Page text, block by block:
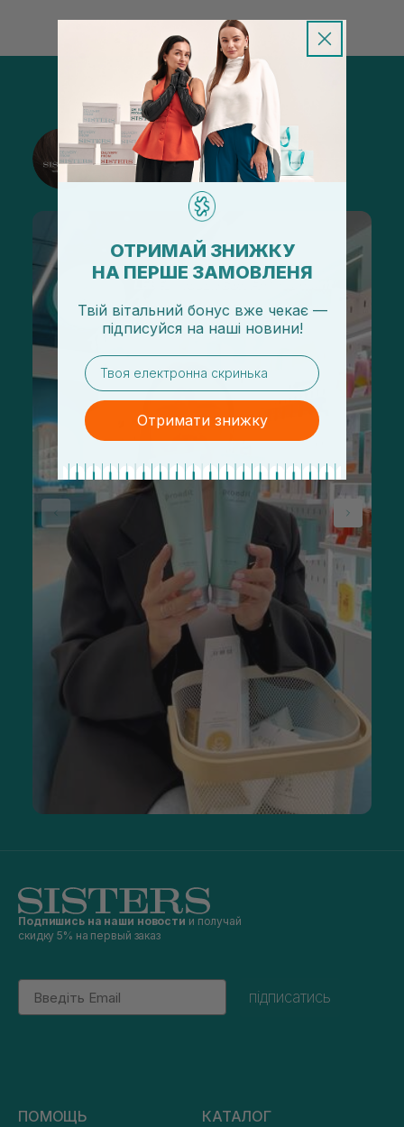
@sisters_stelmakh в Instagram
Подписаться
Подпишись на наши новости и получай
скидку 5% на первый заказ
Email
підписатись
ПОМОЩЬ КАТАЛОГ
ОТРИМАЙ ЗНИЖКУ
НА ПЕРШЕ ЗАМОВЛЕНЯ
Твій вітальний бонус вже чекає —
підписуйся на наші новини!
email
Отримати знижку